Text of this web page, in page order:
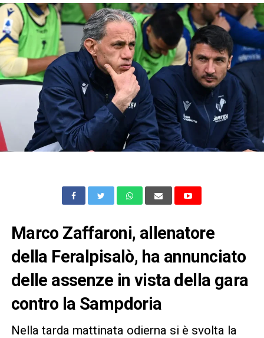
Marco Zaffaroni, allenatore
della Feralpisalò, ha annunciato
delle assenze in vista della gara
contro la Sampdoria
Nella tarda mattinata odierna si è svolta la